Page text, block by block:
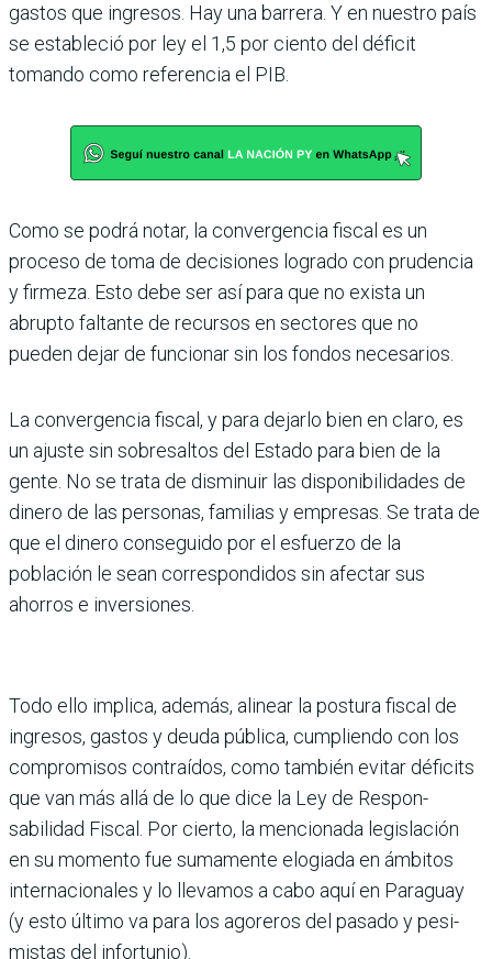
gastos que ingre­sos. Hay una barrera. Y en nuestro país
se estableció por ley el 1,5 por ciento del déficit
tomando como referencia el PIB.
Como se podrá notar, la convergencia fiscal es un
proceso de toma de decisiones logrado con prudencia
y firmeza. Esto debe ser así para que no exista un
abrupto faltante de recursos en sectores que no
pueden dejar de funcionar sin los fondos necesarios.
La convergencia fiscal, y para dejarlo bien en claro, es
un ajuste sin sobresaltos del Estado para bien de la
gente. No se trata de dismi­nuir las disponibilidades de
dinero de las personas, familias y empresas. Se trata de
que el dinero conseguido por el esfuerzo de la
población le sean correspondidos sin afec­tar sus
ahorros e inversiones.
Todo ello implica, además, alinear la postura fiscal de
ingresos, gastos y deuda pública, cumpliendo con los
compromisos contraí­dos, como también evitar déficits
que van más allá de lo que dice la Ley de Respon­
sabilidad Fiscal. Por cierto, la mencionada legislación
en su momento fue sumamente elogiada en ámbitos
internacionales y lo llevamos a cabo aquí en Paraguay
(y esto último va para los agoreros del pasado y pesi­
mistas del infortunio).